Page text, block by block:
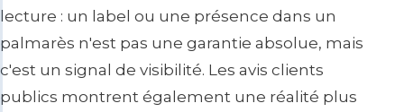
lecture : un label ou une présence dans un
palmarès n'est pas une garantie absolue, mais
c'est un signal de visibilité. Les avis clients
publics montrent également une réalité plus